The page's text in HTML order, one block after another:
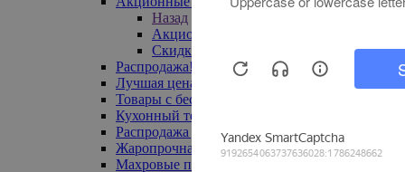
Назад
Акционные товары
Скидка 20% по промокоду
Распродажа! Ульяновск до -70%
Лучшая цена
Товары с бесплатной доставкой
Кухонный текстиль
Распродажа до -50%
Жаропрочная посуда
Махровые полотенца